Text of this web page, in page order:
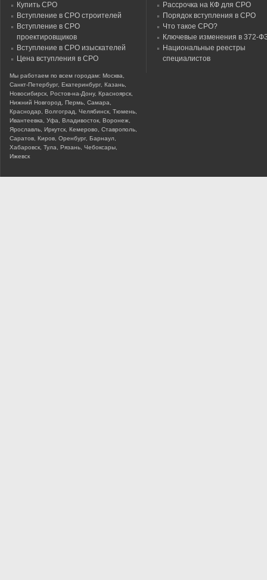
Купить СРО
Вступление в СРО строителей
Вступление в СРО
проектировщиков
Вступление в СРО изыскателей
Цена вступления в СРО
Мы работаем по всем городам: Москва,
Санкт-Петербург, Екатеринбург, Казань,
Новосибирск, Ростов-на-Дону, Красноярск,
Нижний Новгород, Пермь, Самара,
Краснодар, Волгоград, Челябинск, Тюмень,
Ивантеевка, Уфа, Владивосток, Воронеж,
Ярославль, Иркутск, Кемерово, Ставрополь,
Саратов, Киров, Оренбург, Барнаул,
Хабаровск, Тула, Рязань, Чебоксары,
Ижевск
Рассрочка на КФ для СРО
Порядок вступления в СРО
Что такое СРО?
Ключевые изменения в 372-
Национальные реестры
специалистов